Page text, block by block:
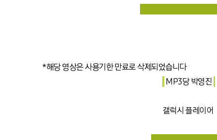
*해당 영상은 사용기한 만료로 삭제되었습니다
MP3당 박영진
갤럭시 플레이어